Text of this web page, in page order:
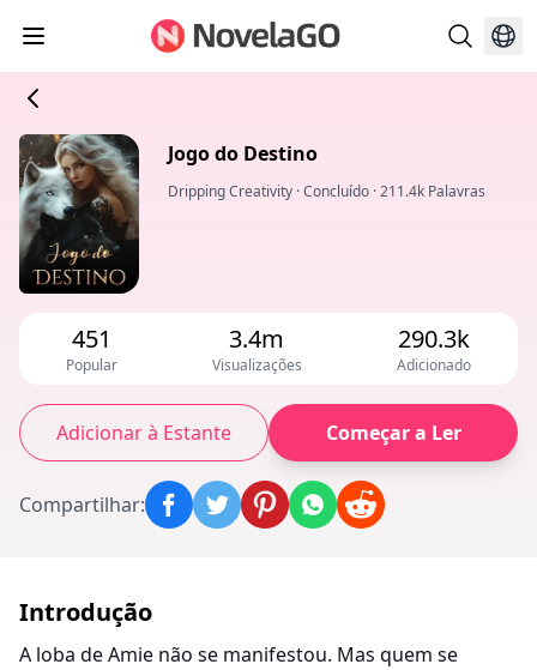
Jogo do Destino
Dripping Creativity ·Concluído ·211.4k Palavras
451
Popular
3.4m
Visualizações
290.3k
Adicionado
Adicionar à Estante Começar a Ler
Compartilhar:
Introdução
A loba de Amie não se manifestou. Mas quem se